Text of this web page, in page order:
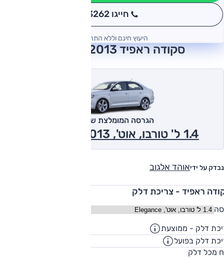
חייגו 3262
היעוץ חינם וללא התחייבות
סקודה ראפיד 2013 חוות דעת
נבדק על ידיאוהד אלגוב
הגרסה המומלצת של אוטו
1.4 ל' טורבו, אוט', Elegance 2013
ראפיד - צריכת דלק
דלק - ממוצעת
דלק בפועל
מכל דלק